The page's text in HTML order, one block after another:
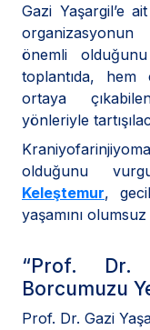
Gazi Yaşargil’e
organizasyonun
önemli
toplantıda,
ortaya
yönleriyle
olduğunu
Keleştemur,
yaşamını
“Prof. Dr.
Borcumuzu
Prof. Dr. Gazi